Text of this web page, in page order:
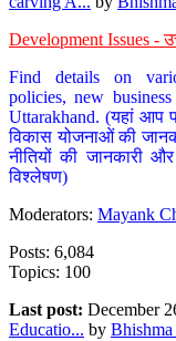
Development Issues -
Find details on
policies, new
Uttarakhand. (यहां आप
विकास योजनाओं की
नीतियों की जानकारी
विश्लेषण)
Moderators: Mayank
Posts: 6,084
Topics: 100
Last post: December
Educatio... by